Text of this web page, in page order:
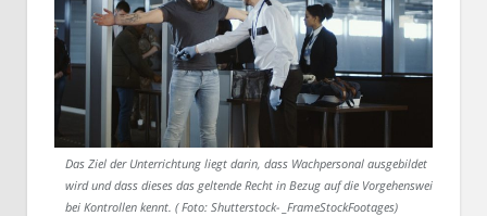
Das Ziel der Unterrichtung liegt darin, dass Wachpersonal ausgebildet
wird und dass dieses das geltende Recht in Bezug auf die Vorgehensweise
bei Kontrollen kennt. ( Foto: Shutterstock- _FrameStockFootages)